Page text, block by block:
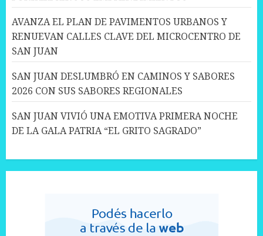
AVANZA EL PLAN DE PAVIMENTOS URBANOS Y
RENUEVAN CALLES CLAVE DEL MICROCENTRO DE
SAN JUAN
SAN JUAN DESLUMBRÓ EN CAMINOS Y SABORES
2026 CON SUS SABORES REGIONALES
SAN JUAN VIVIÓ UNA EMOTIVA PRIMERA NOCHE
DE LA GALA PATRIA “EL GRITO SAGRADO”